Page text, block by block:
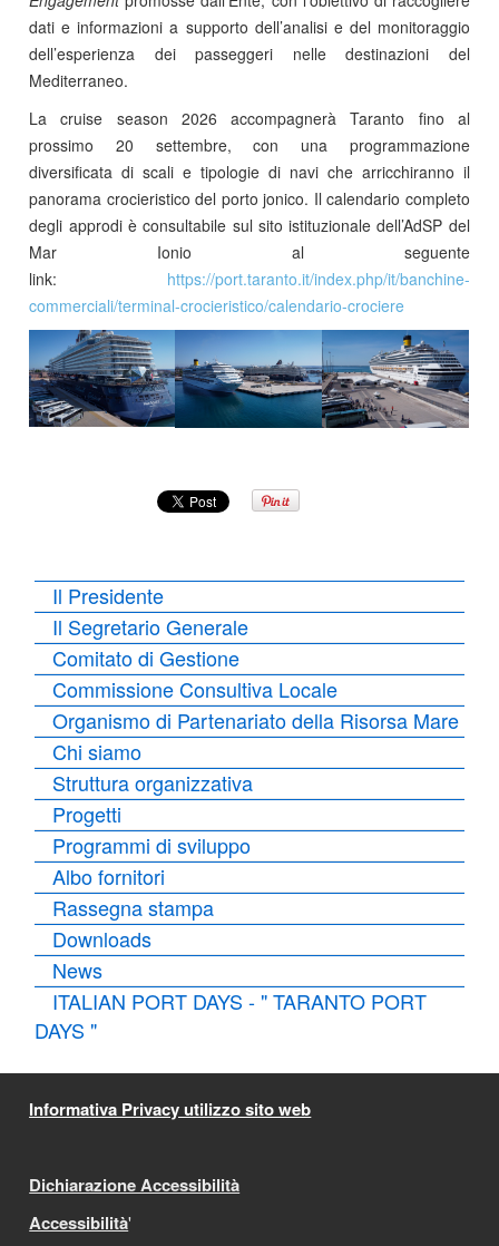
dati e informazioni a supporto dell’analisi e del monitoraggio
dell’esperienza dei passeggeri nelle destinazioni del
Mediterraneo.
La cruise season 2026 accompagnerà Taranto fino al
prossimo 20 settembre, con una programmazione
diversificata di scali e tipologie di navi che arricchiranno il
panorama crocieristico del porto jonico. Il calendario completo
degli approdi è consultabile sul sito istituzionale dell’AdSP del
Mar Ionio al seguente
link: https://port.taranto.it/index.php/it/banchine-
commerciali/terminal-crocieristico/calendario-crociere
Il Presidente
Il Segretario Generale
Comitato di Gestione
Commissione Consultiva Locale
Organismo di Partenariato della Risorsa Mare
Chi siamo
Struttura organizzativa
Progetti
Programmi di sviluppo
Albo fornitori
Rassegna stampa
Downloads
News
ITALIAN PORT DAYS - " TARANTO PORT
DAYS "
Informativa Privacy utilizzo sito web
Dichiarazione Accessibilità
Accessibilità'